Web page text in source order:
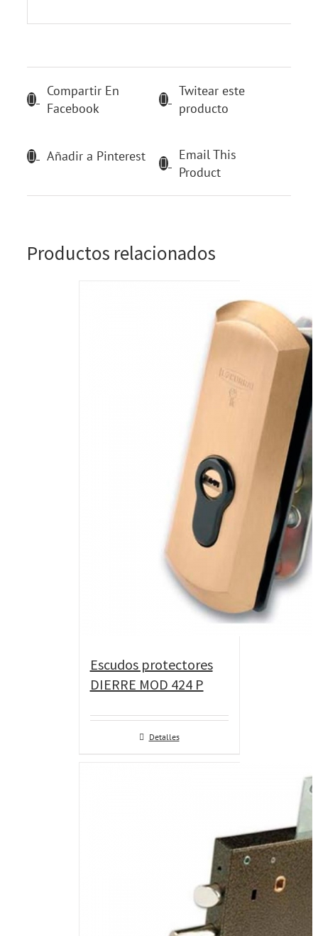
Compartir En
Facebook
Twitear este
producto
Añadir a Pinterest
Email This
Product
Productos relacionados
Escudos protectores
DIERRE MOD 424 P
Detalles